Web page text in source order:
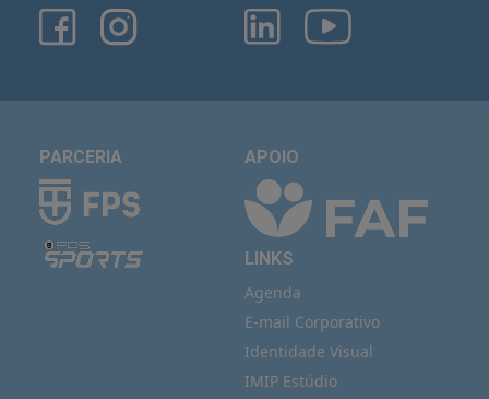
PARCERIA APOIO
LINKS
Agenda
E-mail Corporativo
Identidade Visual
IMIP Estúdio